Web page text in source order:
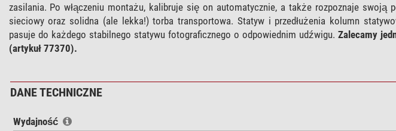
zasilania. Po włączeniu montażu, kalibruje się on automatycznie, a także rozpoznaje swoją
sieciowy oraz solidna (ale lekka!) torba transportowa. Statyw i przedłużenia kolumn
pasuje do każdego stabilnego statywu fotograficznego o odpowiednim udźwigu. Zalecamy
(artykuł 77370).
DANE TECHNICZNE
Wydajność